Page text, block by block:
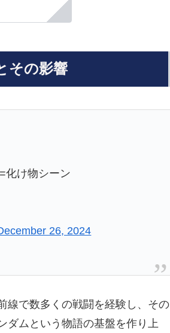
その影響
化け物シーン
26, 2024
線で数多くの戦闘を経験し、その
ダムという物語の基盤を作り上